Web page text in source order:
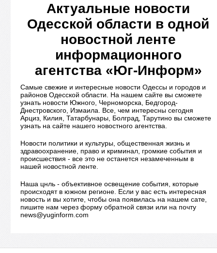
Актуальные новости
Одесской области в одной
новостной ленте
информационного
агентства «Юг-Информ»
Самые свежие и интересные новости Одессы и городов и
районов Одесской области. На нашем сайте вы сможете
узнать новости Южного, Черноморска, Бедгород-
Днестровского, Измаила. Все, чем интересны сегодня
Арциз, Килия, Татарбунары, Болград, Тарутино вы сможете
узнать на сайте нашего новостного агентства.
Новости политики и культуры, общественная жизнь и
здравоохранение, право и криминал, громкие события и
происшествия - все это не останется незамеченным в
нашей новостной ленте.
Наша цнль - объективное освещение события, которые
происходят в южном регионе. Если у вас есть интересная
новость и вы хотите, чтобы она появилась на нашем сате,
пишите нам через форму обратной связи или на почту
news@yuginform.com